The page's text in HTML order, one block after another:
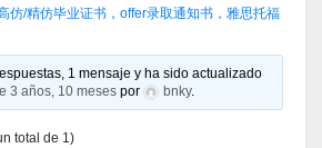
仿/精仿毕业证书，offer录取通知书，雅思托福
1 mensaje y ha sido actualizado
3 años, 10 meses por bnky.
total de 1)